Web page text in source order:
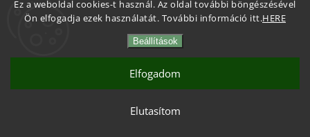
Ez a weboldal cookies-t használ. Az oldal további böngészésével
Ön elfogadja ezek használatát. További információ itt.HERE
Beállítások
Elutasítom
Elfogadom
Kosárba Kosárba